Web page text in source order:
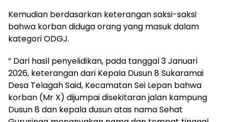
Kemudian berdasarkan keterangan saksi-saksi
bahwa korban diduga orang yang masuk dalam
kategori ODGJ.
” Dari hasil penyelidikan, pada tanggal 3 Januari
2026, keterangan dari Kepala Dusun 8 Sukaramai
Desa Telagah Said, Kecamatan Sei Lepan bahwa
korban (Mr X) dijumpai disekitaran jalan kampung
Dusun 8 dan kepala dusun atas nama Sehat